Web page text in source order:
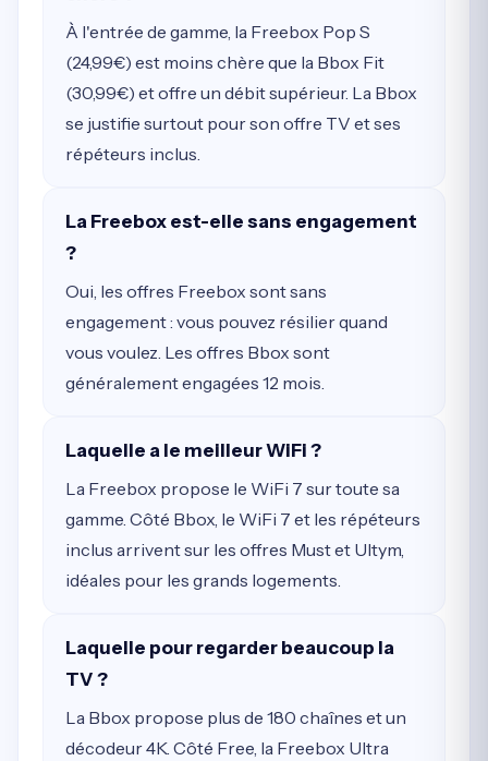
À l'entrée de gamme, la Freebox Pop S
(24,99€) est moins chère que la Bbox Fit
(30,99€) et offre un débit supérieur. La Bbox
se justifie surtout pour son offre TV et ses
répéteurs inclus.
La Freebox est-elle sans engagement
?
Oui, les offres Freebox sont sans
engagement : vous pouvez résilier quand
vous voulez. Les offres Bbox sont
généralement engagées 12 mois.
Laquelle a le meilleur WiFi ?
La Freebox propose le WiFi 7 sur toute sa
gamme. Côté Bbox, le WiFi 7 et les répéteurs
inclus arrivent sur les offres Must et Ultym,
idéales pour les grands logements.
Laquelle pour regarder beaucoup la
TV ?
La Bbox propose plus de 180 chaînes et un
décodeur 4K. Côté Free, la Freebox Ultra